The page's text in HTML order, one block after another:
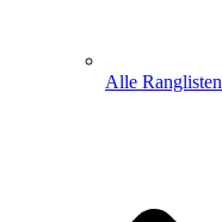
Alle Ranglisten